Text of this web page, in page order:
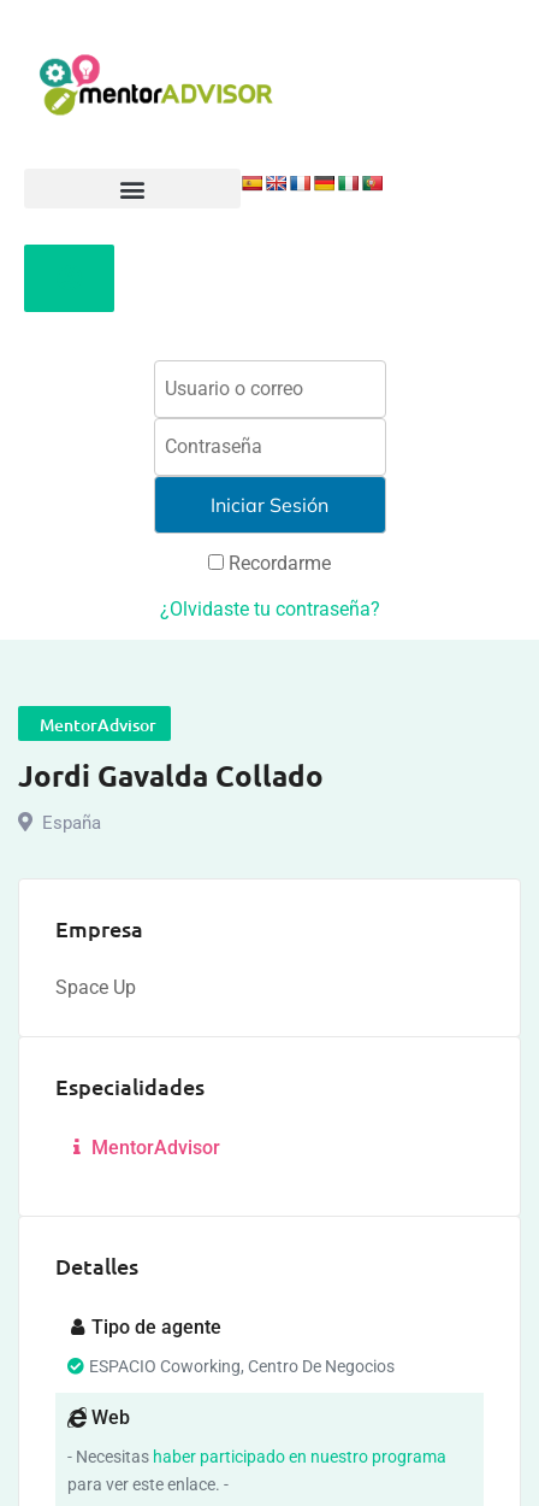
Recordarme
¿Olvidaste tu contraseña?
MentorAdvisor
Jordi Gavalda Collado
España
Empresa
Space Up
Especialidades
MentorAdvisor
Detalles
Tipo de agente
ESPACIO Coworking, Centro De Negocios
Web
- Necesitas haber participado en nuestro programa
para ver este enlace. -